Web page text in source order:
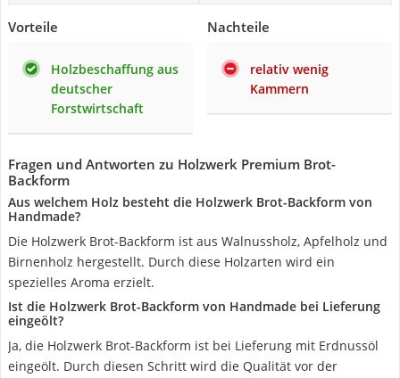
Vorteile
Holzbeschaffung aus
deutscher
Forstwirtschaft
Nachteile
relativ wenig
Kammern
Fragen und Antworten zu Holzwerk Premium Brot-
Backform
Aus welchem Holz besteht die Holzwerk Brot-Backform von
Handmade?
Die Holzwerk Brot-Backform ist aus Walnussholz, Apfelholz und
Birnenholz hergestellt. Durch diese Holzarten wird ein
spezielles Aroma erzielt.
Ist die Holzwerk Brot-Backform von Handmade bei Lieferung
eingeölt?
Ja, die Holzwerk Brot-Backform ist bei Lieferung mit Erdnussöl
eingeölt. Durch diesen Schritt wird die Qualität vor der